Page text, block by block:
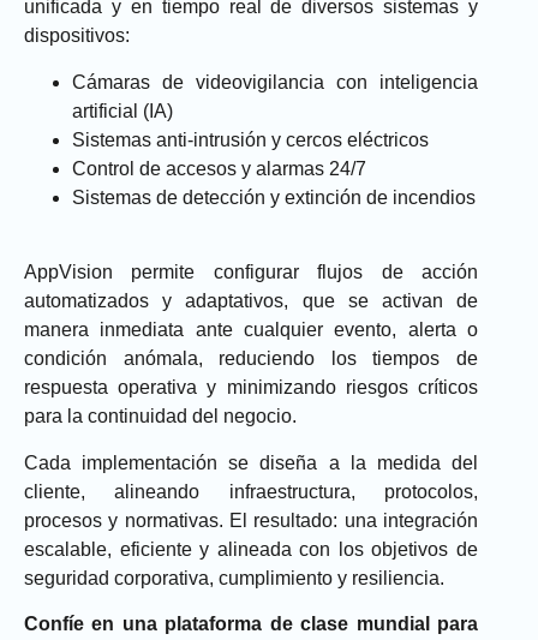
unificada y en tiempo real
de diversos sistemas y
dispositivos:
Cámaras de videovigilancia con inteligencia
artificial (IA)
Sistemas anti-intrusión y cercos eléctricos
Control de accesos y alarmas 24/7
Sistemas de detección y extinción de incendios
AppVision permite configurarflujos de acción
automatizados y adaptativos, que se activan de
manera inmediata ante cualquier evento, alerta o
condición anómala, reduciendo los tiempos de
respuesta operativa y minimizando riesgos críticos
para la continuidad del negocio.
Cada implementación se diseña a la medida del
cliente, alineando infraestructura, protocolos,
procesos y normativas. El resultado: una integración
escalable, eficiente y alineada con los objetivos de
seguridad corporativa, cumplimiento y resiliencia.
Confíe en una plataforma de clase mundial para